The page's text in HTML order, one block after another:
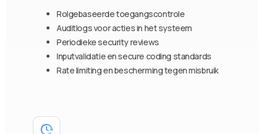
Rolgebaseerde toegangscontrole
Auditlogs voor acties in het systeem
Periodieke security reviews
Inputvalidatie en secure coding standards
Rate limiting en bescherming tegen misbruik